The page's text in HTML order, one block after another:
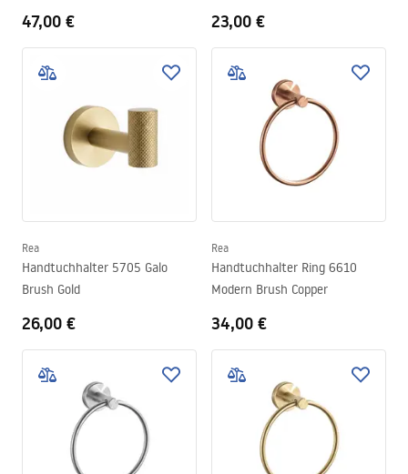
47,00 € 23,00 €
Rea
Handtuchhalter 5705 Galo
Brush Gold
26,00 €
Rea
Handtuchhalter Ring 6610
Modern Brush Copper
34,00 €